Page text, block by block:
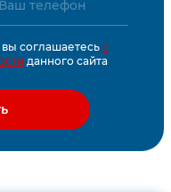
вы соглашаетесь с
данного сайта